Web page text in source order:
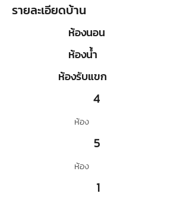
รายละเอียดบ้าน
ห้องนอน
ห้องน้ำ
ห้องรับแขก
4
ห้อง
5
ห้อง
1